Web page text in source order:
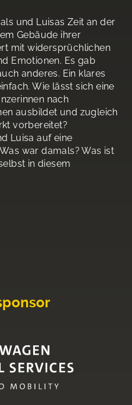
und Luisas Zeit an der
Gebäude ihrer
mit widersprüchlichen
Emotionen. Es gab
anderes. Ein klares
Wie lässt sich eine
nach
ausbildet und zugleich
vorbereitet?
Luisa auf eine
war damals? Was ist
in diesem